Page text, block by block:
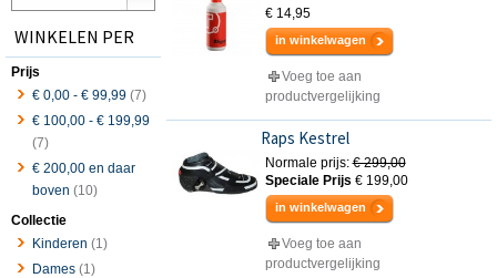
€ 14,95
in winkelwagen
Voeg toe aan
productvergelijking
Raps Kestrel
Normale prijs: € 299,00
Speciale Prijs € 199,00
in winkelwagen
Voeg toe aan
productvergelijking
WINKELEN PER
Prijs
€ 0,00 - € 99,99 (7)
€ 100,00 - € 199,99
(7)
€ 200,00 en daar
boven (10)
Collectie
Kinderen (1)
Dames (1)